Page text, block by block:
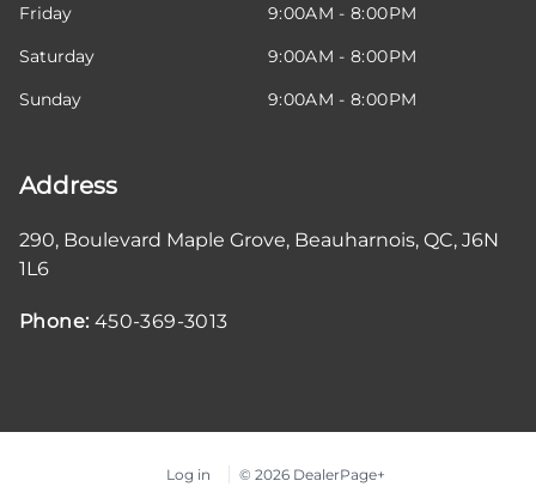
Friday
9:00AM - 8:00PM
Saturday
9:00AM - 8:00PM
Sunday
9:00AM - 8:00PM
Address
290, Boulevard Maple Grove, Beauharnois, QC, J6N
1L6
Phone: 450-369-3013
Log in © 2026 DealerPage+